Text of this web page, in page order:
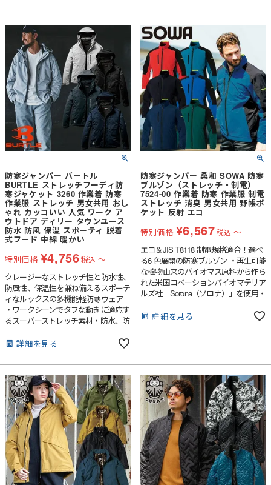
水圧15000mm、透湿性
15000g/m2/24hrsを備えるハイスペッ
クな機能素材・確かな防水防寒力はそ
のままに軽量化を実現し軽やかなフィ
ッティングが魅力的・縫い目からの水
の侵入を防ぐシームテープ加工・袖・
裾にライムリフレクター（反射材）を
配備し夜間の視認性をUP・保温性を
確保する「サーモトロン ラジポカ」
を背面に採用・男女ユニセックスの着
用に対応
防寒ジャンパー バートル
BURTLE ストレッチフーディ防
寒ジャケット 3260 作業着 防寒
作業服 ストレッチ 男女共用 おし
ゃれ カッコいい 人気 ワーク ア
ウトドア ディリー タウンユース
防水 防風 保温 スポーティ 脱着
式フード 中綿 暖かい
特別価格 ¥4,756税込 〜
クレージーなストレッチ性と防水性、
防風性、保温性を兼ね備えるスポーテ
ィなルックスの多機能軽防寒ウェア
・ワークシーンでタフな動きに適応す
るスーパーストレッチ素材・防水、防
ングのマイクロフリースが高い保温性
応
詳細を見る
防寒ジャンパー 桑和 SOWA 防寒
ブルゾン（ストレッチ・制電）
7524-00 作業着 防寒 作業服 制電
ストレッチ 消臭 男女共用 野帳ポ
ケット 反射 エコ
特別価格 ¥6,567税込 〜
エコ＆JIS T8118 制電規格適合！選べ
る6 色展開の防寒ブルゾン ・再生可能
な植物由来のバイオマス原料から作ら
れた米国コベーションバイオマテリア
ルズ社「Sorona（ソロナ）」を使用・
チ性・JIS T8118規格適合の制電性商
詳細を見る